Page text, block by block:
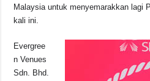
Malaysia untuk menyemarakkan lagi
kali ini.
Evergree
n Venues
Sdn. Bhd.